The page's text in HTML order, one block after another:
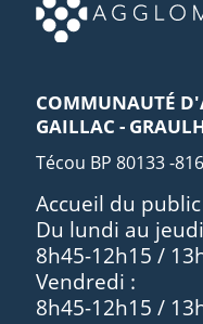
COMMUNAUTÉ
GAILLAC -
Técou BP 80133 -
Accueil du
Du lundi au
8h45-12h15 /
Vendredi :
8h45-12h15 /